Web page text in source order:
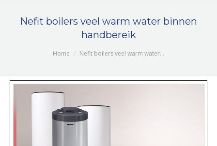
Nefit boilers veel warm water binnen
handbereik
Home Nefit boilers veel warm water…